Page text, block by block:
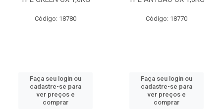
Código: 18780
Faça seu login ou
cadastre-se para
ver preços e
comprar
Código: 18770
Faça seu login ou
cadastre-se para
ver preços e
comprar